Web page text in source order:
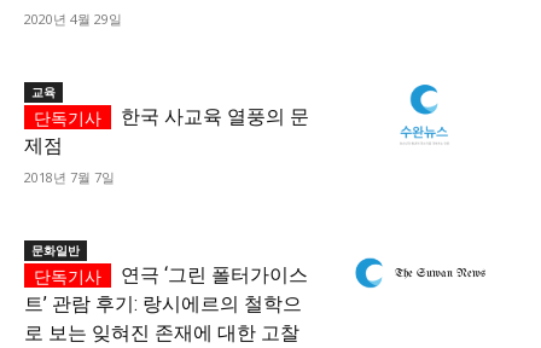
2020년 4월 29일
교육
한국 사교육 열풍의 문
제점
2018년 7월 7일
문화일반
연극 ‘그린 폴터가이스
트’ 관람 후기: 랑시에르의 철학으
로 보는 잊혀진 존재에 대한 고찰